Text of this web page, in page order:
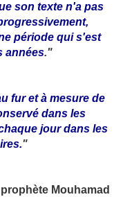
son texte n'a pas
période qui s'est
années."
fur et à mesure de
dans les
jour dans les
"
Mouhamad